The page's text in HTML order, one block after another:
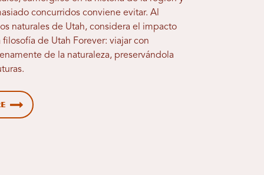
concurridos conviene evitar. Al
naturales de Utah, considera el impacto
filosofía de Utah Forever: viajar con
de la naturaleza, preservándola